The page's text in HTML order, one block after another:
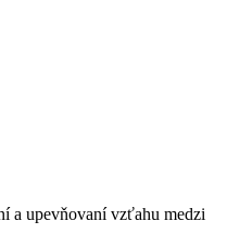
a upevňovaní vzťahu medzi